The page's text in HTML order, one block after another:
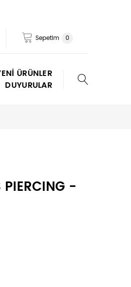
Sepetim 0
ÜRÜNLER
DUYURULAR
PIERCING -